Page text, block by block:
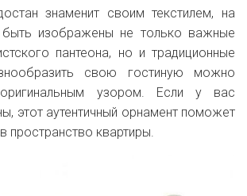
знаменит своим текстилем, на
изображены не только важные
пантеона, но и традиционные
свою гостиную можно
узором. Если у вас
этот аутентичный орнамент поможет
пространство квартиры.